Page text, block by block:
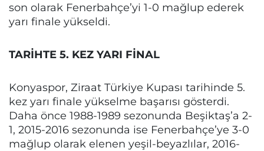
son olarak Fenerbahçe’yi 1-0 mağlup ederek
yarı finale yükseldi.
TARİHTE 5. KEZ YARI FİNAL
Konyaspor, Ziraat Türkiye Kupası tarihinde 5.
kez yarı finale yükselme başarısı gösterdi.
Daha önce 1988-1989 sezonunda Beşiktaş’a 2-
1, 2015-2016 sezonunda ise Fenerbahçe’ye 3-0
mağlup olarak elenen yeşil-beyazlılar, 2016-